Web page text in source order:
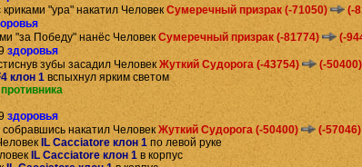
криками "ура" накатил Человек Сумеречный призрак (-71050) (-
"за Победу" нанёс Человек Сумеречный призрак (-81774) (-
здоровья
зубы засадил ЧеловекЖуткий Судорога (-43754) (-50400)
клон 1 вспыхнул ярким светом
здоровья
собравшись накатил Человек Жуткий Судорога (-50400) (-57046)
IL Cacciatore клон 1 по левой руке
IL Cacciatore клон 1 в корпус